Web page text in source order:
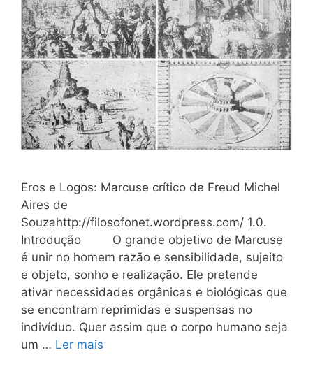
Eros e Logos: Marcuse crítico de Freud Michel
Aires de
Souzahttp://filosofonet.wordpress.com/ 1.0.
Introdução O grande objetivo de Marcuse
é unir no homem razão e sensibilidade, sujeito
e objeto, sonho e realização. Ele pretende
ativar necessidades orgânicas e biológicas que
se encontram reprimidas e suspensas no
indivíduo. Quer assim que o corpo humano seja
um … Ler mais